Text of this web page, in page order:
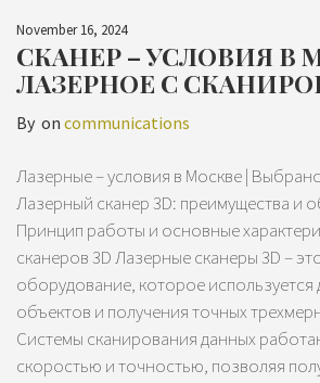
November 16, 2024
СКАНЕР – УСЛОВИЯ В
ЛАЗЕРНОЕ С
By on communications
Лазерные – условия в Москве |
Лазерный сканер 3D: преимущества и
Принцип работы и основные
сканеров 3D Лазерные сканеры 3D –
оборудование, которое используется
объектов и получения точных
Системы сканирования данных
скоростью и точностью, позволяя